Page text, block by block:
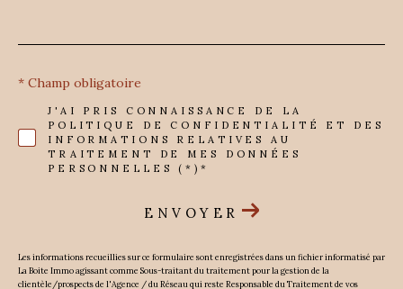
J'AI PRIS CONNAISSANCE DE LA
POLITIQUE DE CONFIDENTIALITÉ ET DES
INFORMATIONS RELATIVES AU
TRAITEMENT DE MES DONNÉES
PERSONNELLES (*)*
* Champ obligatoire
ENVOYER
Les informations recueillies sur ce formulaire sont enregistrées dans un fichier informatisé par
La Boite Immo agissant comme Sous-traitant du traitement pour la gestion de la
clientèle/prospects de l'Agence / du Réseau qui reste Responsable du Traitement de vos